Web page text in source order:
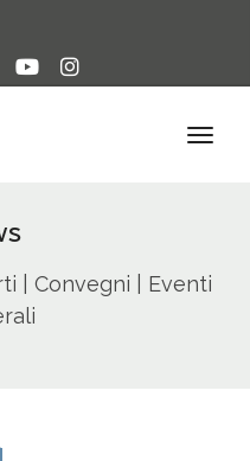
| Convegni | Eventi